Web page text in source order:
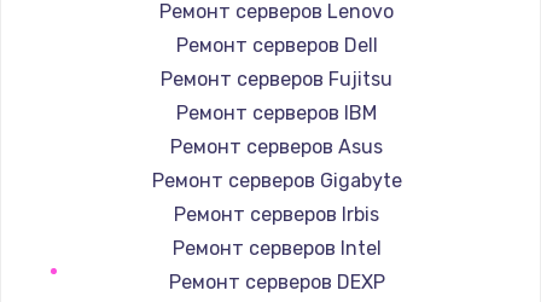
Заказать
Замена конфорки
Заказать
Замена платы сенсора
Ремонт серверов Lenovo
Ремонт серверов Dell
Ремонт серверов Fujitsu
Ремонт серверов IBM
Ремонт серверов Asus
Ремонт серверов Gigabyte
Ремонт серверов Irbis
Ремонт серверов Intel
Ремонт серверов DEXP